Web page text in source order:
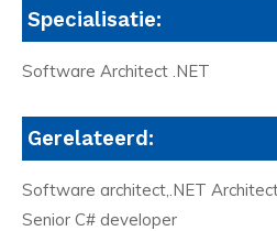
Specialisatie:
Software Architect .NET
Gerelateerd:
Software architect,.NET
Senior C# developer